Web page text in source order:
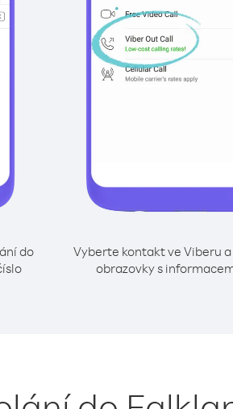
do
Vyberte kontakt ve Viberu
obrazovky s